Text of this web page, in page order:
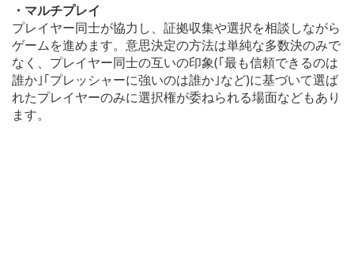
・マルチプレイ
プレイヤー同士が協力し、証拠収集や選択を相談しながら
ゲームを進めます。意思決定の方法は単純な多数決のみで
なく、プレイヤー同士の互いの印象(｢最も信頼できるのは
誰か｣｢プレッシャーに強いのは誰か｣など)に基づいて選ば
れたプレイヤーのみに選択権が委ねられる場面などもあり
ます。